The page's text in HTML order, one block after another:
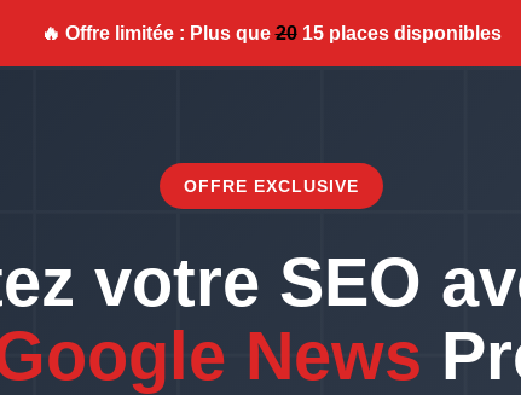
🔥 Offre limitée : Plus que2015 places disponibles
OFFRE EXCLUSIVE
votre SEO
News